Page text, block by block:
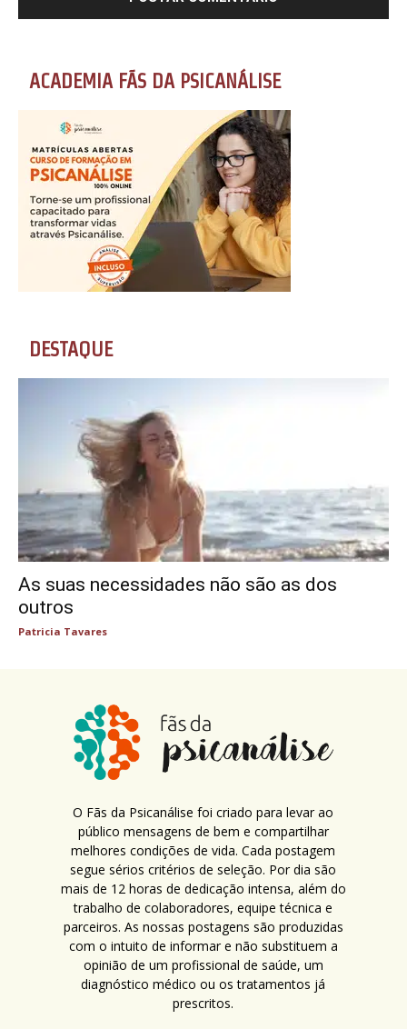
ACADEMIA FÃS DA PSICANÁLISE
DESTAQUE
As suas necessidades não são as dos
outros
Patricia Tavares
O Fãs da Psicanálise foi criado para levar ao
público mensagens de bem e compartilhar
melhores condições de vida. Cada postagem
segue sérios critérios de seleção. Por dia são
mais de 12 horas de dedicação intensa, além do
trabalho de colaboradores, equipe técnica e
parceiros. As nossas postagens são produzidas
com o intuito de informar e não substituem a
opinião de um profissional de saúde, um
diagnóstico médico ou os tratamentos já
prescritos.